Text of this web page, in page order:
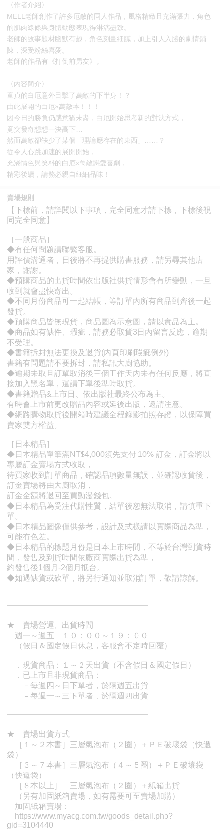
〈作者介紹〉
MELL老師創作了許多厄敵的同人作品，風格精緻且充滿張力，角色
的肌肉線條與身體動態表現得淋漓盡致。
老師的故事題材幽默有趣，角色刻畫細膩，加上引人入勝的劇情鋪
陳，深受粉絲喜愛。
老師的作品有《打倒前男友》。
〈內容簡介〉
童貞的白厄意外目擊了萬敵的下半身！？
由此展開的白厄×萬敵本！！！
因今日的勝負仍感意猶未盡，白厄開始思考新的對決方式，
竟突發奇想想一決高下…
然而萬敵卻缺少了某個「理論應存在的東西」……？
從令人心跳加速的展開開始，
充滿情色與笑料的白厄x萬敵戀愛喜劇，
精彩後續，請務必親自細細品味！
賣場規則